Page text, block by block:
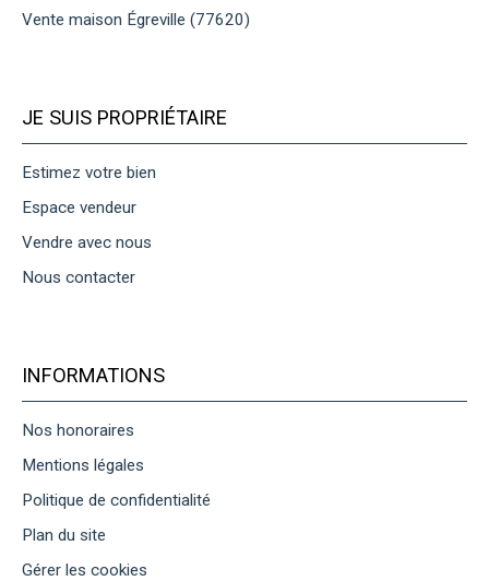
Vente maison Égreville (77620)
JE SUIS PROPRIÉTAIRE
Estimez votre bien
Espace vendeur
Vendre avec nous
Nous contacter
INFORMATIONS
Nos honoraires
Mentions légales
Politique de confidentialité
Plan du site
Gérer les cookies